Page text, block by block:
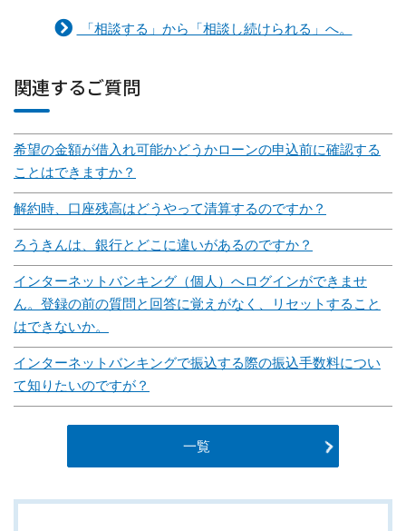
「相談する」から「相談し続けられる」へ。
関連するご質問
希望の金額が借入れ可能かどうかローンの申込前に確認する
ことはできますか？
解約時、口座残高はどうやって清算するのですか？
ろうきんは、銀行とどこに違いがあるのですか？
インターネットバンキング（個人）へログインができませ
ん。登録の前の質問と回答に覚えがなく、リセットすること
はできないか。
インターネットバンキングで振込する際の振込手数料につい
て知りたいのですが？
一覧